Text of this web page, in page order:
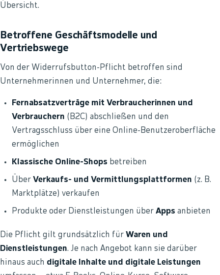
Übersicht.
Betroffene Geschäftsmodelle und
Vertriebswege
Von der Widerrufsbutton-Pflicht betroffen sind
Unternehmerinnen und Unternehmer, die:
Fernabsatzverträge mit Verbraucherinnen und
Verbrauchern (B2C) abschließen und den
Vertragsschluss über eine Online-Benutzeroberfläche
ermöglichen
Klassische Online-Shops betreiben
Über Verkaufs- und Vermittlungsplattformen (z. B.
Marktplätze) verkaufen
Produkte oder Dienstleistungen über Apps anbieten
Die Pflicht gilt grundsätzlich für Waren und
Dienstleistungen. Je nach Angebot kann sie darüber
hinaus auch digitale Inhalte und digitale Leistungen